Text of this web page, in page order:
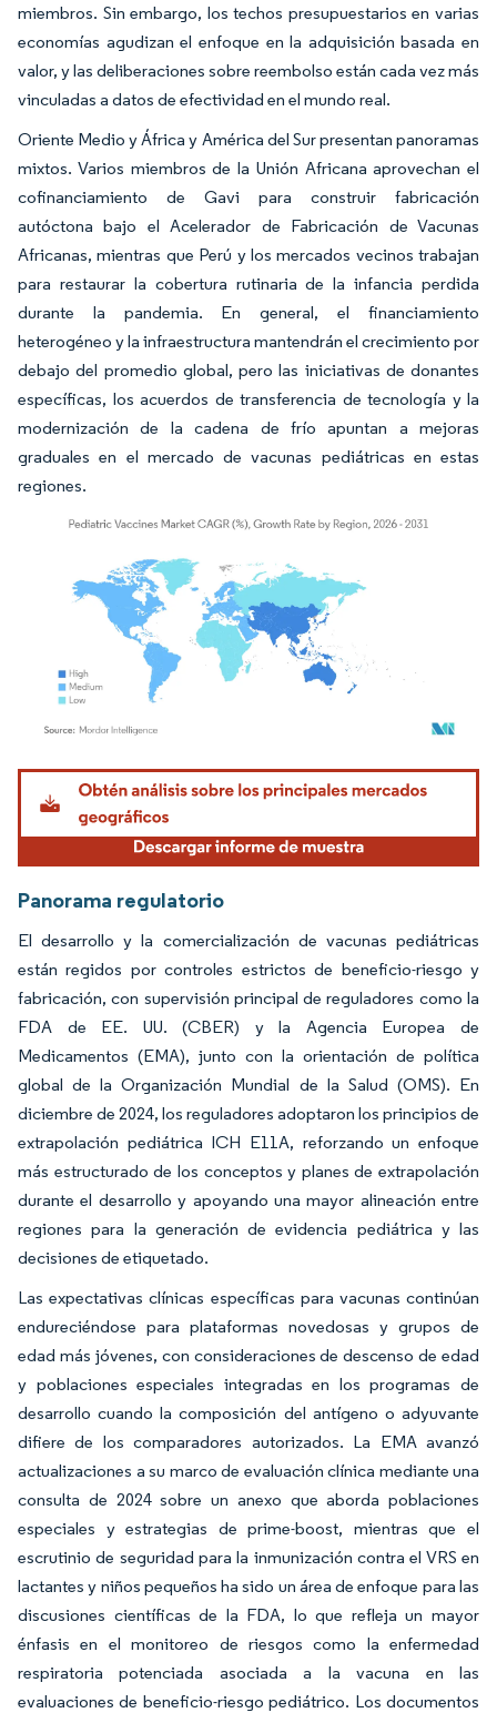
miembros. Sin embargo, los techos presupuestarios en varias
economías agudizan el enfoque en la adquisición basada en
valor, y las deliberaciones sobre reembolso están cada vez más
vinculadas a datos de efectividad en el mundo real.
Oriente Medio y África y América del Sur presentan panoramas
mixtos. Varios miembros de la Unión Africana aprovechan el
cofinanciamiento de Gavi para construir fabricación
autóctona bajo el Acelerador de Fabricación de Vacunas
Africanas, mientras que Perú y los mercados vecinos trabajan
para restaurar la cobertura rutinaria de la infancia perdida
durante la pandemia. En general, el financiamiento
heterogéneo y la infraestructura mantendrán el crecimiento por
debajo del promedio global, pero las iniciativas de donantes
específicas, los acuerdos de transferencia de tecnología y la
modernización de la cadena de frío apuntan a mejoras
graduales en el mercado de vacunas pediátricas en estas
regiones.
Imagen © Mordor Intelligence. El uso requiere atribución según CC BY 4.0.
Panorama regulatorio
El desarrollo y la comercialización de vacunas pediátricas
están regidos por controles estrictos de beneficio-riesgo y
fabricación, con supervisión principal de reguladores como la
FDA de EE. UU. (CBER) y la Agencia Europea de
Medicamentos (EMA), junto con la orientación de política
global de la Organización Mundial de la Salud (OMS). En
diciembre de 2024, los reguladores adoptaron los principios de
extrapolación pediátrica ICH E11A, reforzando un enfoque
más estructurado de los conceptos y planes de extrapolación
durante el desarrollo y apoyando una mayor alineación entre
regiones para la generación de evidencia pediátrica y las
decisiones de etiquetado.
Las expectativas clínicas específicas para vacunas continúan
endureciéndose para plataformas novedosas y grupos de
edad más jóvenes, con consideraciones de descenso de edad
y poblaciones especiales integradas en los programas de
desarrollo cuando la composición del antígeno o adyuvante
difiere de los comparadores autorizados. La EMA avanzó
actualizaciones a su marco de evaluación clínica mediante una
consulta de 2024 sobre un anexo que aborda poblaciones
especiales y estrategias de prime-boost, mientras que el
escrutinio de seguridad para la inmunización contra el VRS en
lactantes y niños pequeños ha sido un área de enfoque para las
discusiones científicas de la FDA, lo que refleja un mayor
énfasis en el monitoreo de riesgos como la enfermedad
respiratoria potenciada asociada a la vacuna en las
evaluaciones de beneficio-riesgo pediátrico. Los documentos